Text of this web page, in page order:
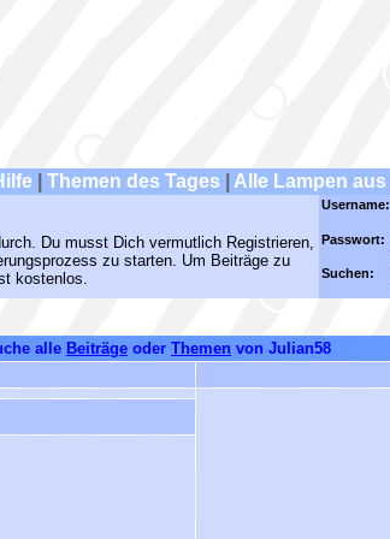
Themen des Tages Alle Lampen aus
Du musst Dich vermutlich Registrieren,
zu starten. Um Beiträge zu
kostenlos.
Username:
Passwort:
Suchen:
alle Beiträge oder Themen von Julian58